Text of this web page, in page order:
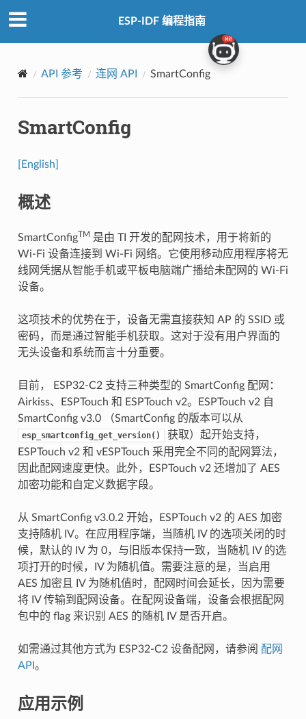
ESP-IDF 编程指南
API 参考 连网 API SmartConfig
SmartConfig
[English]
概述
SmartConfigTM 是由 TI 开发的配网技术，用于将新的
Wi-Fi 设备连接到 Wi-Fi 网络。它使用移动应用程序将无
线网凭据从智能手机或平板电脑端广播给未配网的 Wi-Fi
设备。
这项技术的优势在于，设备无需直接获知 AP 的 SSID 或
密码，而是通过智能手机获取。这对于没有用户界面的
无头设备和系统而言十分重要。
目前， ESP32-C2 支持三种类型的 SmartConfig 配网：
Airkiss、ESPTouch 和 ESPTouch v2。ESPTouch v2 自
SmartConfig v3.0 （SmartConfig 的版本可以从
esp_smartconfig_get_version()
获取）起开始支持，
ESPTouch v2 和 vESPTouch 采用完全不同的配网算法，
因此配网速度更快。此外，ESPTouch v2 还增加了 AES
加密功能和自定义数据字段。
从 SmartConfig v3.0.2 开始，ESPTouch v2 的 AES 加密
支持随机 IV。在应用程序端，当随机 IV 的选项关闭的时
候，默认的 IV 为 0，与旧版本保持一致，当随机 IV 的选
项打开的时候，IV 为随机值。需要注意的是，当启用
AES 加密且 IV 为随机值时，配网时间会延长，因为需要
将 IV 传输到配网设备。在配网设备端，设备会根据配网
包中的 flag 来识别 AES 的随机 IV 是否开启。
如需通过其他方式为 ESP32-C2 设备配网，请参阅 配网
API 。
应用示例